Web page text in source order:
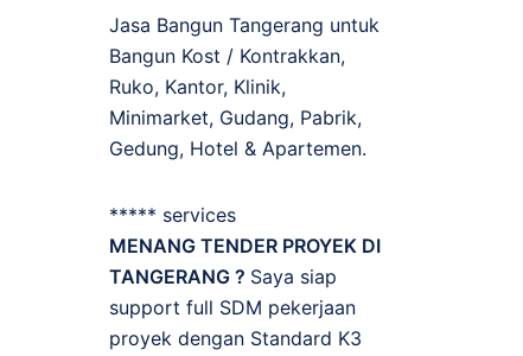
Jasa Bangun Tangerang untuk
Bangun Kost / Kontrakkan,
Ruko, Kantor, Klinik,
Minimarket, Gudang, Pabrik,
Gedung, Hotel & Apartemen.
***** services
MENANG TENDER PROYEK DI
TANGERANG ? Saya siap
support full SDM pekerjaan
proyek dengan Standard K3